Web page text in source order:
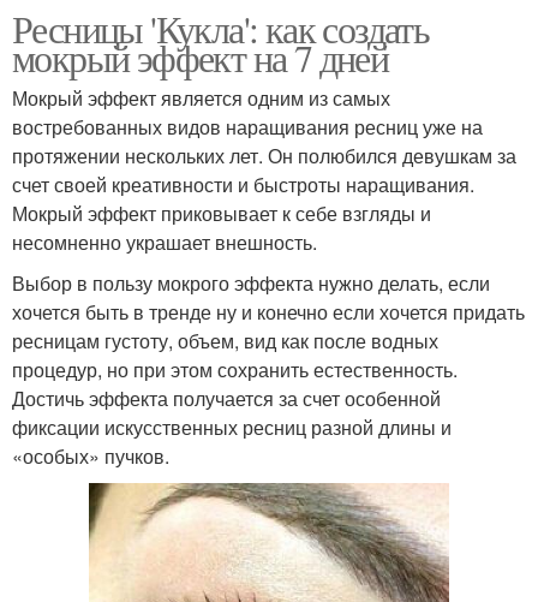
Ресницы 'Кукла': как создать
мокрый эффект на 7 дней
Мокрый эффект является одним из самых
востребованных видов наращивания ресниц уже на
протяжении нескольких лет. Он полюбился девушкам за
счет своей креативности и быстроты наращивания.
Мокрый эффект приковывает к себе взгляды и
несомненно украшает внешность.
Выбор в пользу мокрого эффекта нужно делать, если
хочется быть в тренде ну и конечно если хочется придать
ресницам густоту, объем, вид как после водных
процедур, но при этом сохранить естественность.
Достичь эффекта получается за счет особенной
фиксации искусственных ресниц разной длины и
«особых» пучков.